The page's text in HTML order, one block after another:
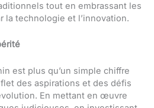
tout en embrassant les
la technologie et l’innovation.
est plus qu’un simple chiffre
des aspirations et des défis
En mettant en œuvre